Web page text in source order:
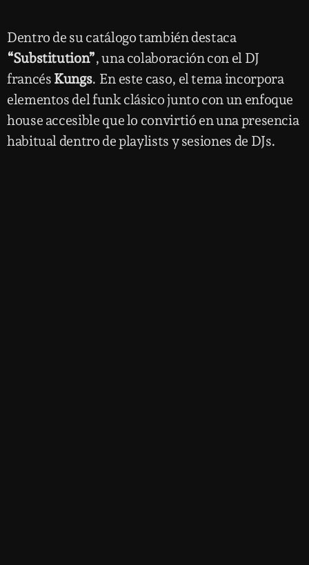
Dentro de su catálogo también destaca
“Substitution”, una colaboración con el DJ
francés Kungs. En este caso, el tema incorpora
elementos del funk clásico junto con un enfoque
house accesible que lo convirtió en una presencia
habitual dentro de playlists y sesiones de DJs.